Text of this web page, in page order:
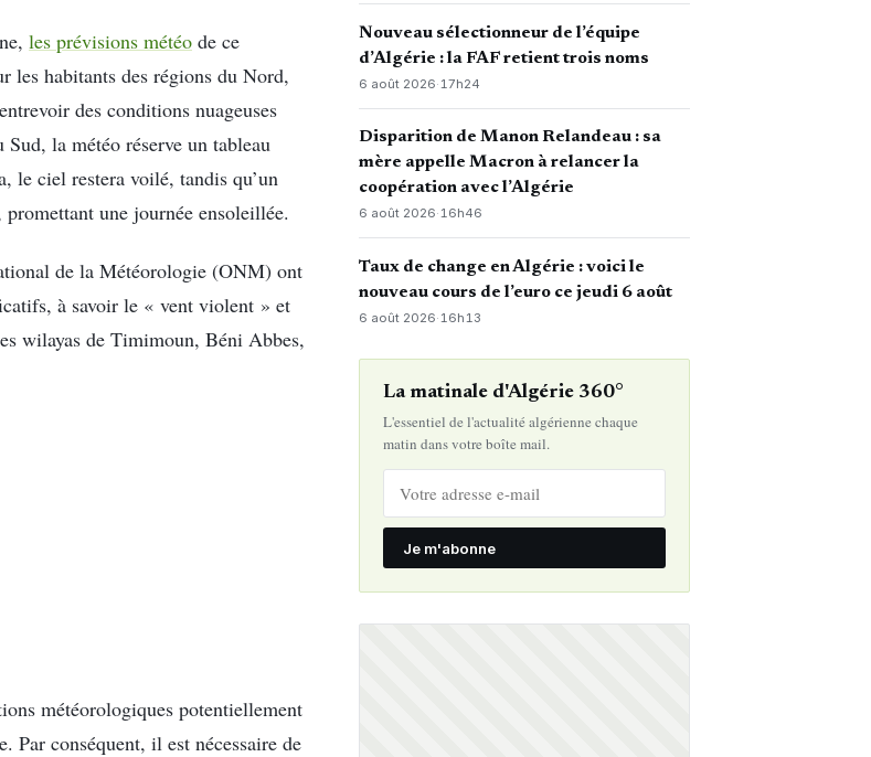
les prévisions météo de ce
les habitants des régions du Nord,
des conditions nuageuses
la météo réserve un tableau
le ciel restera voilé, tandis qu’un
promettant une journée ensoleillée.
de la Météorologie (ONM) ont
à savoir le « vent violent » et
wilayas de Timimoun, Béni Abbes,
météorologiques potentiellement
Par conséquent, il est nécessaire de
Nouveau sélectionneur de l’équipe
d’Algérie : la FAF retient trois noms
6 août 2026·17h24
Disparition de Manon Relandeau : sa
mère appelle Macron à relancer la
coopération avec l’Algérie
6 août 2026·16h46
Taux de change en Algérie : voici le
nouveau cours de l’euro ce jeudi 6 août
6 août 2026· 16h13
La matinale d'Algérie 360°
L'essentiel de l'actualité algérienne chaque
matin dans votre boîte mail.
Je m'abonne